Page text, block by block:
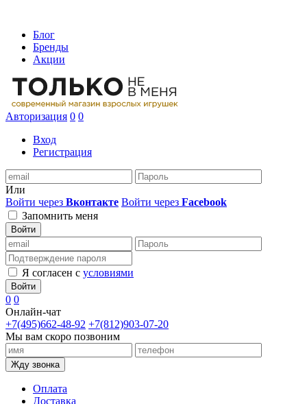
Блог
Бренды
Акции
Авторизация 0 0
Вход
Регистрация
Или
Войти через Вконтакте Войти через Facebook
Запомнить меня
Войти
Я согласен с условиями
Войти
0 0
Онлайн-чат
+7(495)662-48-92 +7(812)903-07-20
Мы вам скоро позвоним
Жду звонка
Оплата
Доставка